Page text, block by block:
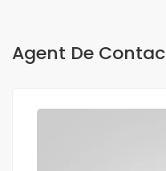
Agent De